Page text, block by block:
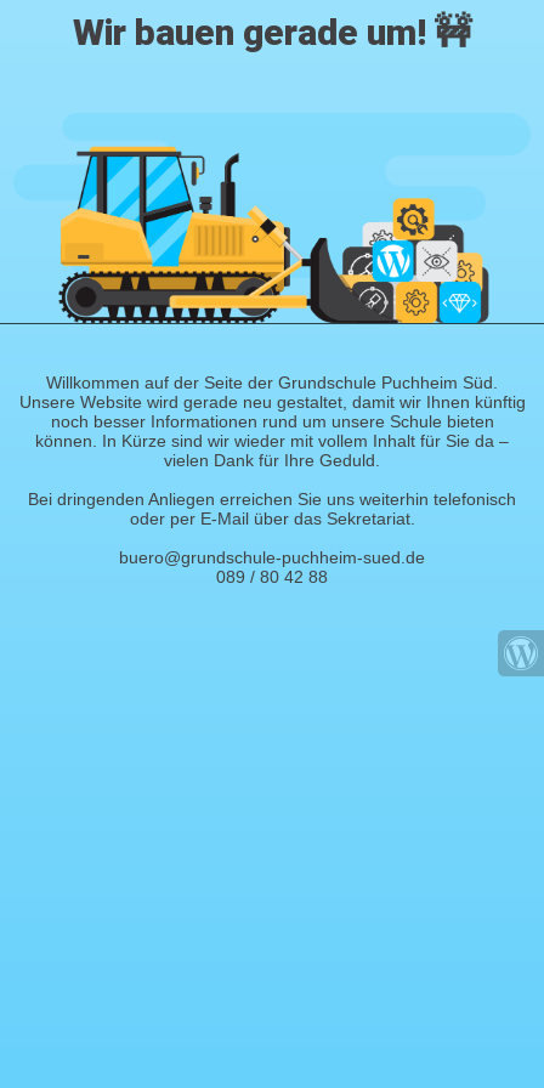
Wir bauen gerade um! 🚧
Willkommen auf der Seite der Grundschule Puchheim Süd.
Unsere Website wird gerade neu gestaltet, damit wir Ihnen künftig
noch besser Informationen rund um unsere Schule bieten
können. In Kürze sind wir wieder mit vollem Inhalt für Sie da –
vielen Dank für Ihre Geduld.
Bei dringenden Anliegen erreichen Sie uns weiterhin telefonisch
oder per E-Mail über das Sekretariat.
buero@grundschule-puchheim-sued.de
089 / 80 42 88